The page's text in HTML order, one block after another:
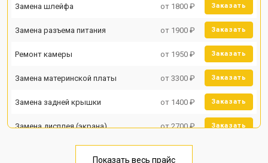
Замена шлейфа от 1800 ₽ Заказать
Замена разъема питания от 1900 ₽ Заказать
Ремонт камеры от 1950 ₽ Заказать
Замена материнской платы от 3300 ₽ Заказать
Замена задней крышки от 1400 ₽ Заказать
Замена дисплея (экрана) от 2700 ₽ Заказать
Показать весь прайс